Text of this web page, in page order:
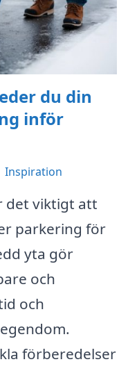
du din
inför
Inspiration
det viktigt att
parkering för
yta gör
och
och
förberedelser